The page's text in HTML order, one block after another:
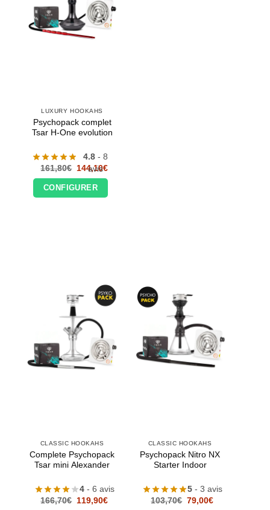
LUXURY HOOKAHS
Psychopack complet
Tsar H-One evolution
4.8 - 8
avis
161,80€ Le
initial
était :
161,80€.
144,10€Le
actuel
144,10€.
CONFIGURER
CLASSIC HOOKAHS
Complete Psychopack
Tsar mini Alexander
4- 6 avis
166,70€ Le
119,90€Le
CLASSIC HOOKAHS
Psychopack Nitro NX
Starter Indoor
5- 3 avis
103,70€ Le
prix
79,00€Le